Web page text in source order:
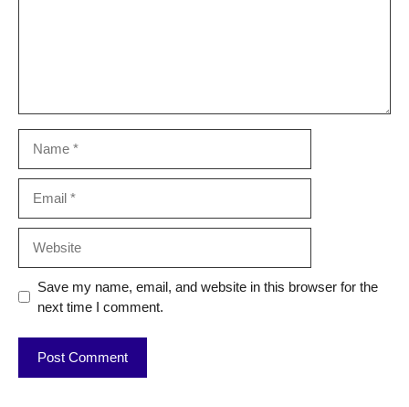
Save my name, email, and website in this browser for the
next time I comment.